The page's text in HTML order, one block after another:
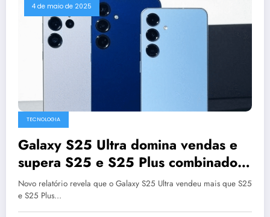
4 de maio de 2025
TECNOLOGIA
Galaxy S25 Ultra domina vendas e
supera S25 e S25 Plus combinados
em 2025
Novo relatório revela que o Galaxy S25 Ultra vendeu mais que S25
e S25 Plus…